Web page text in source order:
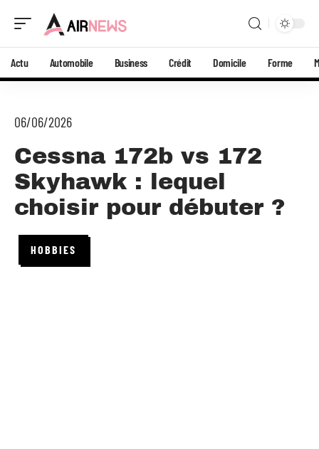
Actu Automobile Business Crédit Domicile Forme
06/06/2026
Cessna 172b vs 172
Skyhawk : lequel
choisir pour débuter ?
HOBBIES